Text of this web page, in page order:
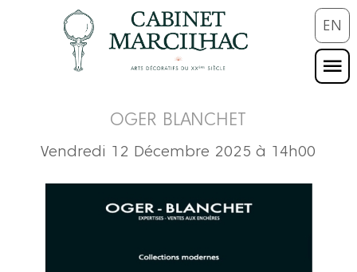
EN
OGER BLANCHET
Vendredi 12 Décembre 2025 à 14h00